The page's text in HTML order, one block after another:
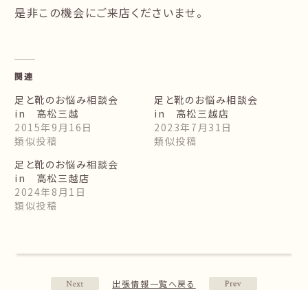
是非この機会にご来店くださいませ。
関連
足と靴のお悩み相談会
in 高松三越
2015年9月16日
類似投稿
足と靴のお悩み相談会
in 高松三越店
2023年7月31日
類似投稿
足と靴のお悩み相談会
in 高松三越店
2024年8月1日
類似投稿
出張情報一覧へ戻る